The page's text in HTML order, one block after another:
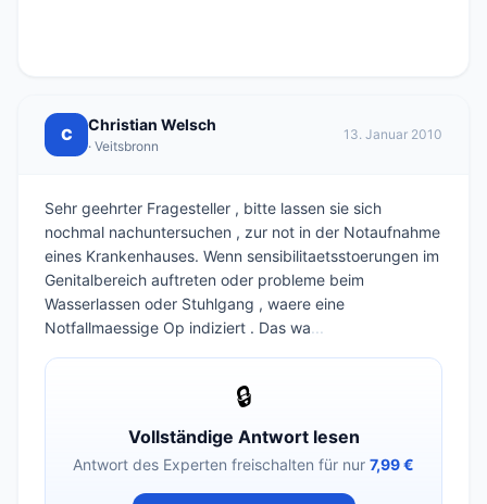
C
Christian Welsch
· Veitsbronn
13. Januar 2010
Sehr geehrter Fragesteller , bitte lassen sie sich
nochmal nachuntersuchen , zur not in der Notaufnahme
eines Krankenhauses. Wenn sensibilitaetsstoerungen im
Genitalbereich auftreten oder probleme beim
Wasserlassen oder Stuhlgang , waere eine
Notfallmaessige Op indiziert . Das wa...
🔒
Vollständige Antwort lesen
Antwort des Experten freischalten für nur 7,99 €